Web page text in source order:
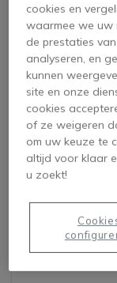
1 product
Solution
Medium versie
Meet
cookies en
waarmee we uw
de prestaties
analyseren, en
kunnen
site en onze
cookies
of ze weigeren
om uw keuze te
altijd voor klaar
u zoekt!